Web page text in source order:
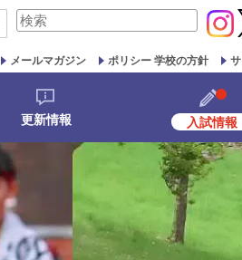
検
対
象:
メールマガジン ポリシー 学校の方針
更新情報 入試情報